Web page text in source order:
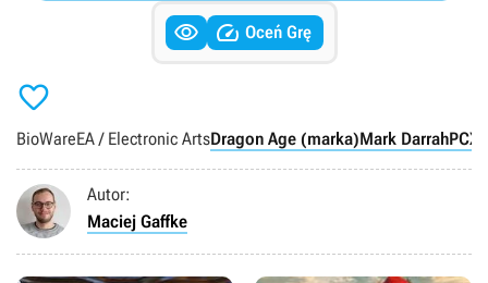
  Oceń Grę

BioWareEA / Electronic ArtsDragon Age (marka)Mark DarrahPC
Autor:
Maciej Gaffke